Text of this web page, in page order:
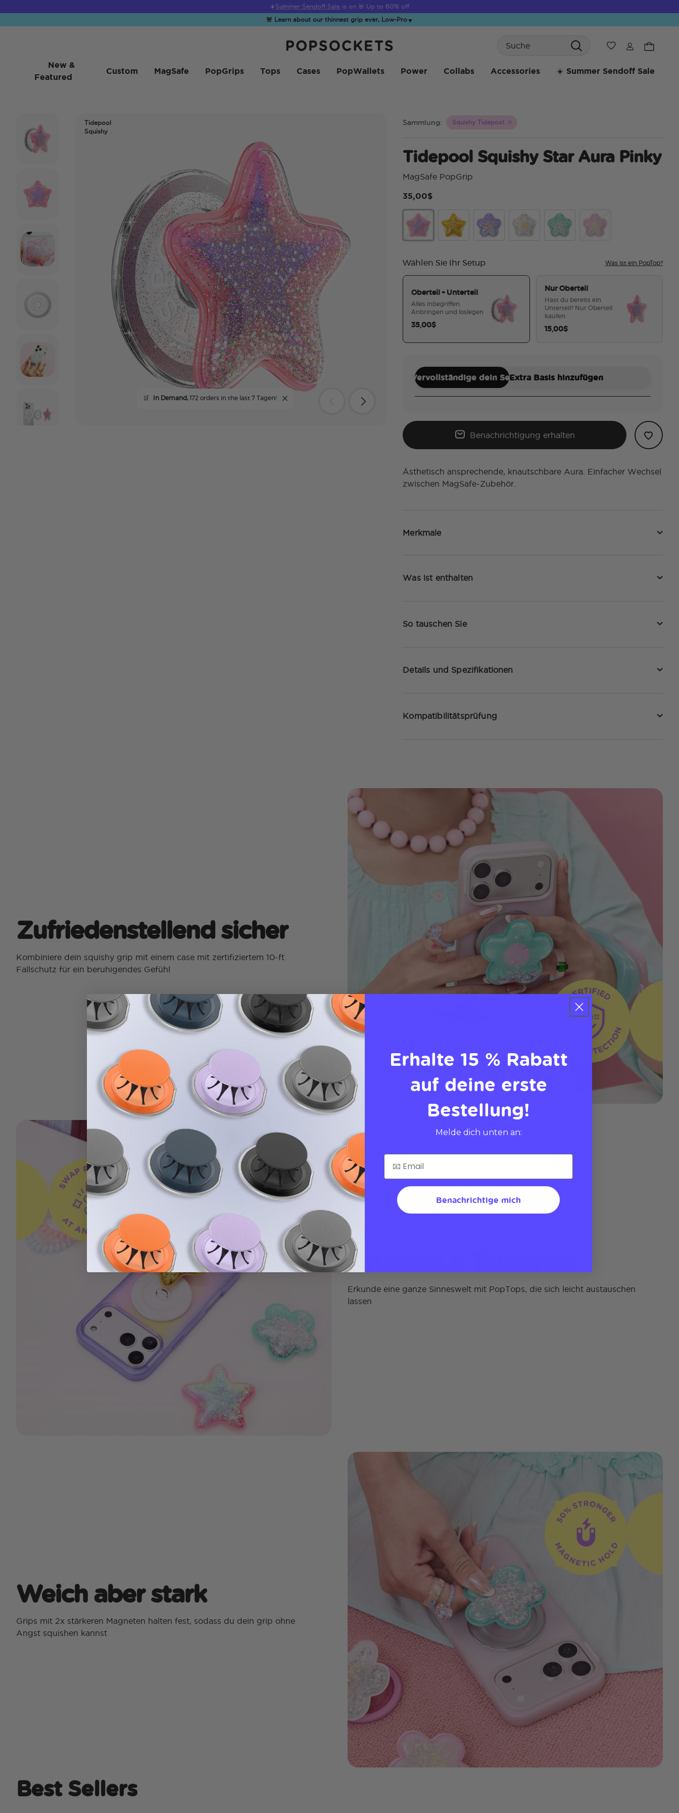
☀️Summer Sendoff Sale is on 🚨 Up to 60% off
🚨 Learn about our thinnest grip ever, Low-Pro▼
Wunschliste
New &
Featured
Custom MagSafe PopGrips Tops Cases PopWallets Power Collabs Accessories ☀️ Summer Sendoff Sale
Tidepool
Squishy
🛒 In Demand,172 orders in the last 7 Tagen!
Sammlung: Squishy Tidepool
Tidepool Squishy Star Aura Pinky
MagSafe PopGrip
35,00$
Wählen Sie Ihr Setup Was ist ein PopTop?
Oberteil + Unterteil
Alles inbegriffen.
Anbringen und loslegen
35,00$
Nur Oberteil
Hast du bereits ein
Unterteil? Nur Oberteil
kaufen
15,00$
Vervollständige dein SetExtra Basis hinzufügen
Benachrichtigung erhalten
Ästhetisch ansprechende, knautschbare Aura. Einfacher Wechsel
zwischen MagSafe-Zubehör.
Merkmale
Was ist enthalten
So tauschen Sie
Details und Spezifikationen
Kompatibilitätsprüfung
Zufriedenstellend sicher
Kombiniere dein squishy grip mit einem case mit zertifiziertem 10-ft
Fallschutz für ein beruhigendes Gefühl
Drücken & Tauschen
Erkunde eine ganze Sinneswelt mit PopTops, die sich leicht austauschen
lassen
Weich aber stark
Grips mit 2x stärkeren Magneten halten fest, sodass du dein grip ohne
Angst squishen kannst
Best Sellers
Erhalte 15 % Rabatt
auf deine erste
Bestellung!
Melde dich unten an:
Benachrichtige mich